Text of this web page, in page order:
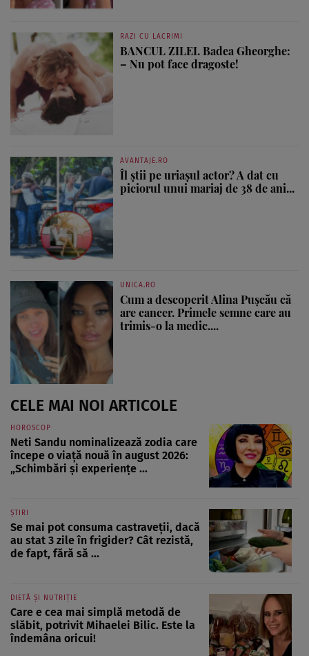
RAZI CU LACRIMI
BANCUL ZILEI. Badea Gheorghe:
– Nu pot face dragoste!
AVANTAJE.RO
Îl știi pe uriașul actor? A dat cu
piciorul unui mariaj de 38 de ani...
UNICA.RO
Cum a descoperit Alina Pușcău că
are cancer. Primele semne care au
trimis-o la medic....
CELE MAI NOI ARTICOLE
HOROSCOP
Neti Sandu nominalizează zodia care
începe o viață nouă în august 2026:
„Schimbări și experiențe ...
ȘTIRI
Se mai pot consuma castraveții, dacă
au stat 3 zile în frigider? Cât rezistă,
de fapt, fără să ...
DIETĂ ȘI NUTRIȚIE
Care e cea mai simplă metodă de
slăbit, potrivit Mihaelei Bilic. Este la
îndemâna oricui!